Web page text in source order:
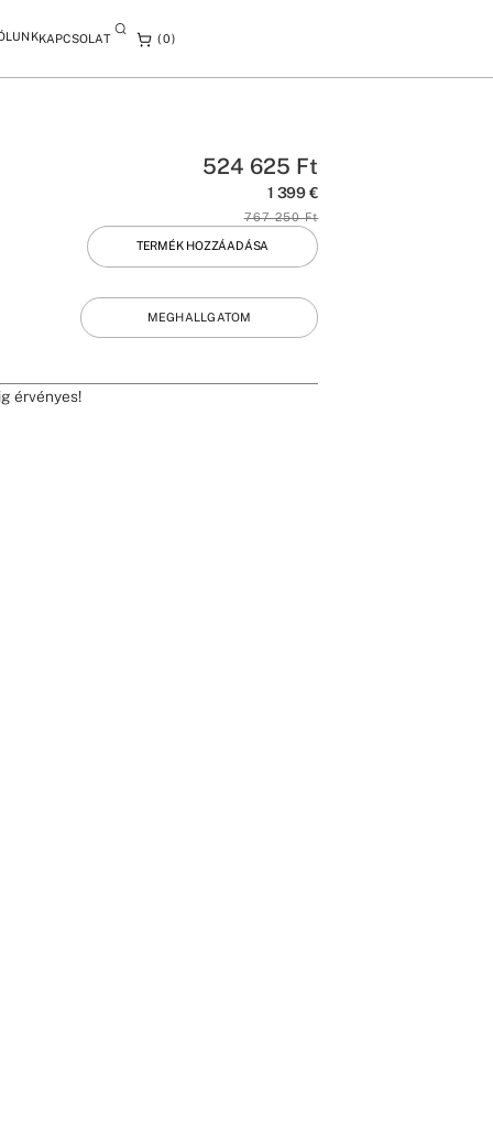
KAPCSOLAT
0
767 250Ft
524 625 Ft
1 399€
TERMÉK HOZZÁADÁSA
MEGHALLGATOM
érvényes!